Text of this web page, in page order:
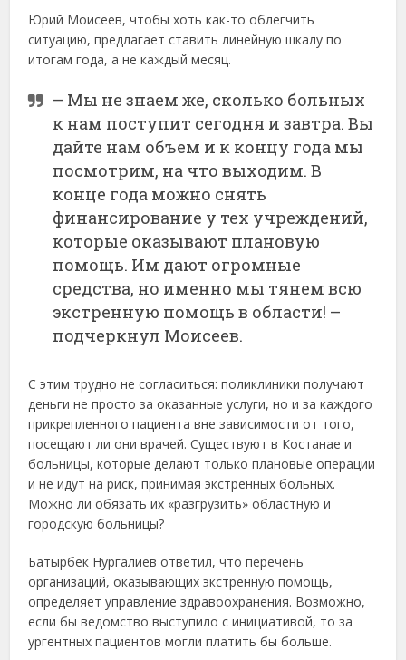
Юрий Моисеев, чтобы хоть как-то облегчить
ситуацию, предлагает ставить линейную шкалу по
итогам года, а не каждый месяц.
– Мы не знаем же, сколько больных
к нам поступит сегодня и завтра. Вы
дайте нам объем и к концу года мы
посмотрим, на что выходим. В
конце года можно снять
финансирование у тех учреждений,
которые оказывают плановую
помощь. Им дают огромные
средства, но именно мы тянем всю
экстренную помощь в области! –
подчеркнул Моисеев.
С этим трудно не согласиться: поликлиники получают
деньги не просто за оказанные услуги, но и за каждого
прикрепленного пациента вне зависимости от того,
посещают ли они врачей. Существуют в Костанае и
больницы, которые делают только плановые операции
и не идут на риск, принимая экстренных больных.
Можно ли обязать их «разгрузить» областную и
городскую больницы?
Батырбек Нургалиев ответил, что перечень
организаций, оказывающих экстренную помощь,
определяет управление здравоохранения. Возможно,
если бы ведомство выступило с инициативой, то за
ургентных пациентов могли платить бы больше.